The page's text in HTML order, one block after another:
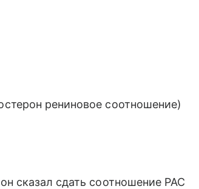
рениновое соотношение)
сказал сдать соотношение РАС